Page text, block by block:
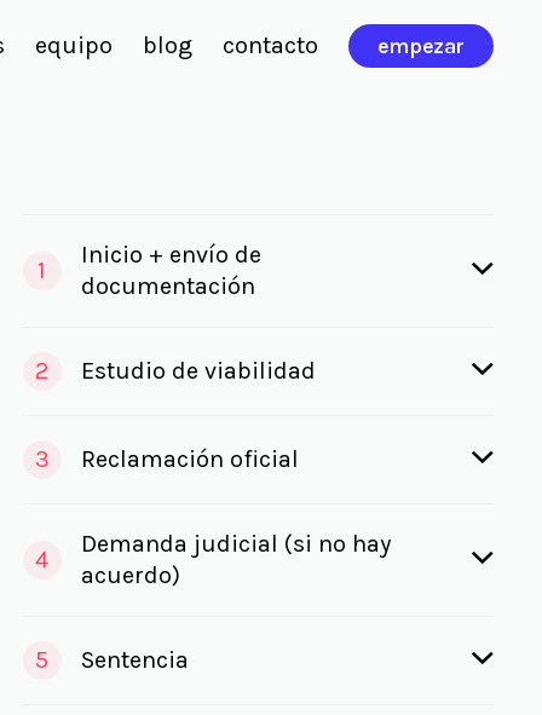
equipo blog contacto empezar
1
Inicio + envío de
documentación
2 Estudio de viabilidad
3 Reclamación oficial
4
Demanda judicial (si no hay
acuerdo)
5 Sentencia